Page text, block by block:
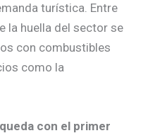
turística. Entre
la huella del sector se
con combustibles
como la
con el primer